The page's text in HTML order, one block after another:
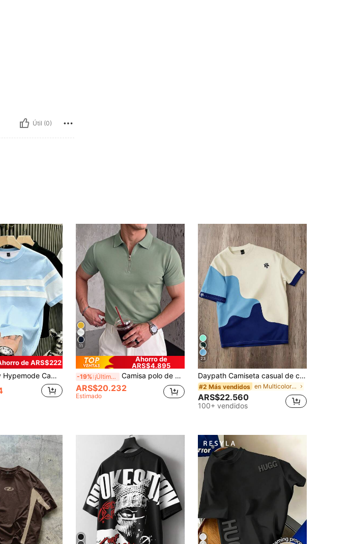
Útil (0)
de ARS$222
para hombre con bloques de color y rayas, para vacaciones
11
Ahorro de
ARS$4.895
-19% ¡Últimos 3 días Camisa polo de manga corta con media cremallera ligera de verano para hombres, moda esencial
ARS$20.232
Estimado
23
Daypath Camiseta casual de cuello redondo de manga corta con estampado de letras para hombres
#2 Más vendidos en Multicolor Camisetas de hombre
ARS$22.560
100+ vendidos